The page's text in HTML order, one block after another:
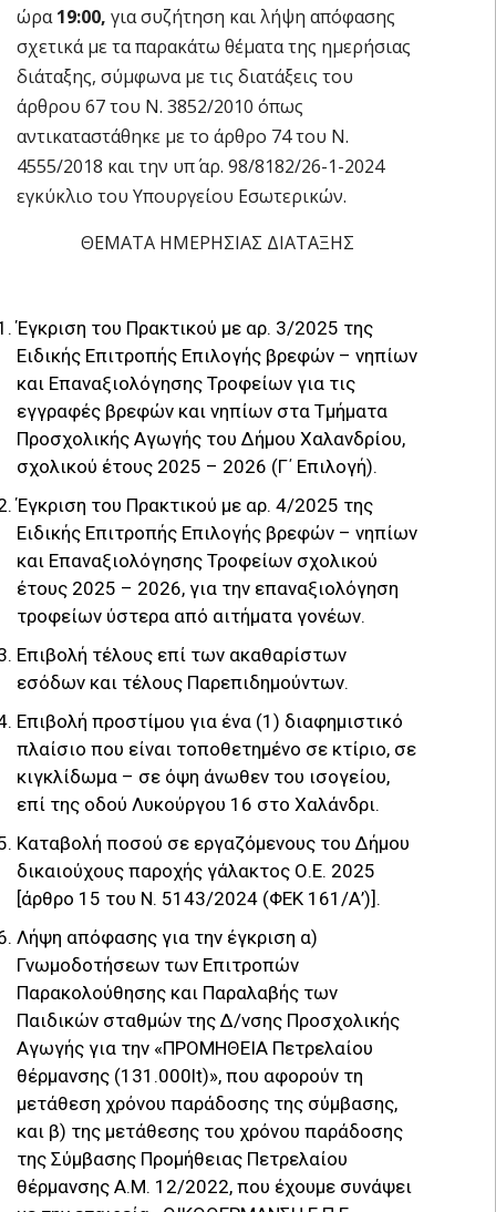
ώρα19:00, για συζήτηση και λήψη απόφασης
σχετικά με τα παρακάτω θέματα της ημερήσιας
διάταξης, σύμφωνα με τις διατάξεις του
άρθρου 67 του Ν. 3852/2010 όπως
αντικαταστάθηκε με το άρθρο 74 του Ν.
4555/2018 και την υπ΄ αρ. 98/8182/26-1-2024
εγκύκλιο του Υπουργείου Εσωτερικών.
ΘΕΜΑΤΑ ΗΜΕΡΗΣΙΑΣ ΔΙΑΤΑΞΗΣ
Έγκριση του Πρακτικού με αρ. 3/2025 της
Ειδικής Επιτροπής Επιλογής βρεφών – νηπίων
και Επαναξιολόγησης Τροφείων για τις
εγγραφές βρεφών και νηπίων στα Τμήματα
Προσχολικής Αγωγής του Δήμου Χαλανδρίου,
σχολικού έτους 2025 – 2026 (Γ΄ Επιλογή).
Έγκριση του Πρακτικού με αρ. 4/2025 της
Ειδικής Επιτροπής Επιλογής βρεφών – νηπίων
και Επαναξιολόγησης Τροφείων σχολικού
έτους 2025 – 2026, για την επαναξιολόγηση
τροφείων ύστερα από αιτήματα γονέων.
Επιβολή τέλους επί των ακαθαρίστων
εσόδων και τέλους Παρεπιδημούντων.
Επιβολή προστίμου για ένα (1) διαφημιστικό
πλαίσιο που είναι τοποθετημένο σε κτίριο, σε
κιγκλίδωμα – σε όψη άνωθεν του ισογείου,
επί της οδού Λυκούργου 16 στο Χαλάνδρι.
Καταβολή ποσού σε εργαζόμενους του Δήμου
δικαιούχους παροχής γάλακτος Ο.Ε. 2025
[άρθρο 15 του Ν. 5143/2024 (ΦΕΚ 161/Α’)].
Λήψη απόφασης για την έγκριση α)
Γνωμοδοτήσεων των Επιτροπών
Παρακολούθησης και Παραλαβής των
Παιδικών σταθμών της Δ/νσης Προσχολικής
Αγωγής για την «ΠΡΟΜΗΘΕΙΑ Πετρελαίου
θέρμανσης (131.000lt)», που αφορούν τη
μετάθεση χρόνου παράδοσης της σύμβασης,
και β) της μετάθεσης του χρόνου παράδοσης
της Σύμβασης Προμήθειας Πετρελαίου
θέρμανσης Α.Μ. 12/2022, που έχουμε συνάψει